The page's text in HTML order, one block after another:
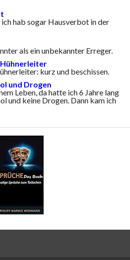
hab sogar Hausverbot in der
als ein unbekannter Erreger.
Hühnerleiter
kurz und beschissen.
und Drogen
Leben, da hatte ich 6 Jahre lang
und keine Drogen. Dann kam ich